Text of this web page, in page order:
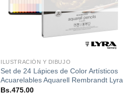
ILUSTRACIÓN Y DIBUJO
Set de 24 Lápices de Color Artísticos
Acuarelables Aquarell Rembrandt Lyra
Bs.475.00